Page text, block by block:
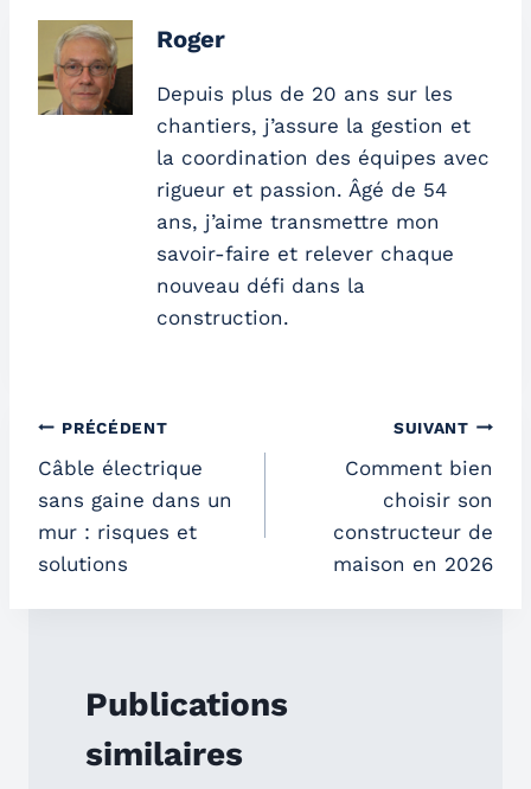
Roger
Depuis plus de 20 ans sur les
chantiers, j’assure la gestion et
la coordination des équipes avec
rigueur et passion. Âgé de 54
ans, j’aime transmettre mon
savoir-faire et relever chaque
nouveau défi dans la
construction.
Navigation
de
l’article
PRÉCÉDENT
Câble électrique
sans gaine dans un
mur : risques et
solutions
SUIVANT
Comment bien
choisir son
constructeur de
maison en 2026
Publications
similaires